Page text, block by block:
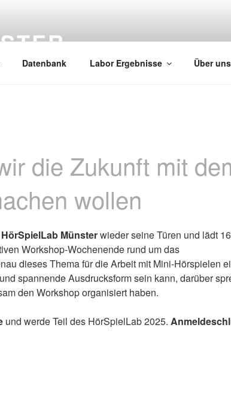
Datenbank Labor Ergebnisse Über uns
die Zukunft mit
wollen
HörSpielLab Münsterwieder seine Türen und lädt 16
Workshop-Wochenende rund um das
dieses Thema für die Arbeit mit Mini-Hörspielen
spannende Ausdrucksform sein kann, darüber
den Workshop organisiert haben.
und werde Teil des HörSpielLab 2025.